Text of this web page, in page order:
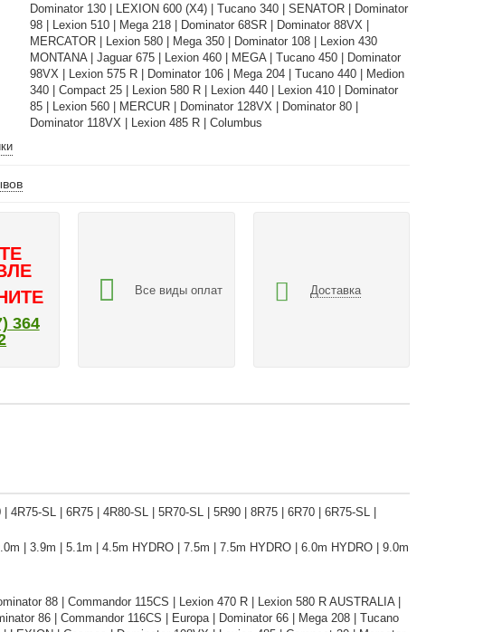
Dominator 130 | LEXION 600 (X4) | Tucano 340 | SENATOR | Dominator
98 | Lexion 510 | Mega 218 | Dominator 68SR | Dominator 88VX |
MERCATOR | Lexion 580 | Mega 350 | Dominator 108 | Lexion 430
MONTANA | Jaguar 675 | Lexion 460 | MEGA | Tucano 450 | Dominator
98VX | Lexion 575 R | Dominator 106 | Mega 204 | Tucano 440 | Medion
340 | Compact 25 | Lexion 580 R | Lexion 440 | Lexion 410 | Dominator
85 | Lexion 560 | MERCUR | Dominator 128VX | Dominator 80 |
Dominator 118VX | Lexion 485 R | Columbus
364
Все виды оплат Доставка
SL | 6R75 | 4R80-SL | 5R70-SL | 5R90 | 8R75 | 6R70 | 6R75-SL |
| 3.9m | 5.1m | 4.5m HYDRO | 7.5m | 7.5m HYDRO | 6.0m HYDRO | 9.0m
88 | Commandor 115CS | Lexion 470 R | Lexion 580 R AUSTRALIA |
86 | Commandor 116CS | Europa | Dominator 66 | Mega 208 | Tucano